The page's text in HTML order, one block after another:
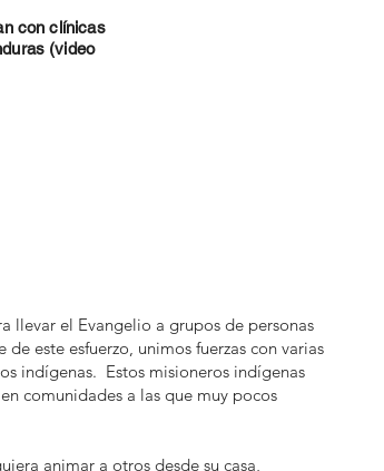
con clínicas
(video
llevar el Evangelio a grupos de personas
este esfuerzo, unimos fuerzas con varias
indígenas. Estos misioneros indígenas
comunidades a las que muy pocos
animar a otros desde su casa,